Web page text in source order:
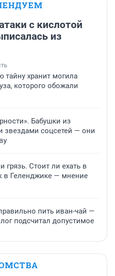
с кислотой
из
тайну хранит могила
которого обожали
Бабушки из
звездами соцсетей — они
грязь. Стоит ли ехать в
в Геленджике — мнение
пить иван-чай —
подсчитал допустимое